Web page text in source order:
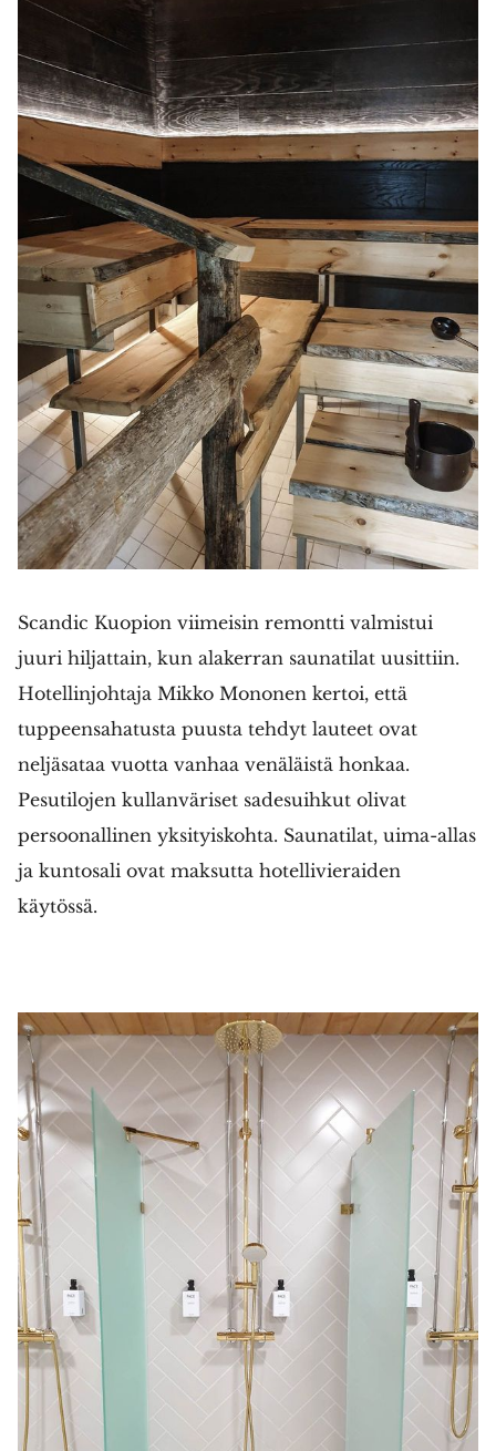
Scandic Kuopion viimeisin remontti valmistui
juuri hiljattain, kun alakerran saunatilat uusittiin.
Hotellinjohtaja Mikko Mononen kertoi, että
tuppeensahatusta puusta tehdyt lauteet ovat
neljäsataa vuotta vanhaa venäläistä honkaa.
Pesutilojen kullanväriset sadesuihkut olivat
persoonallinen yksityiskohta. Saunatilat, uima-allas
ja kuntosali ovat maksutta hotellivieraiden
käytössä.